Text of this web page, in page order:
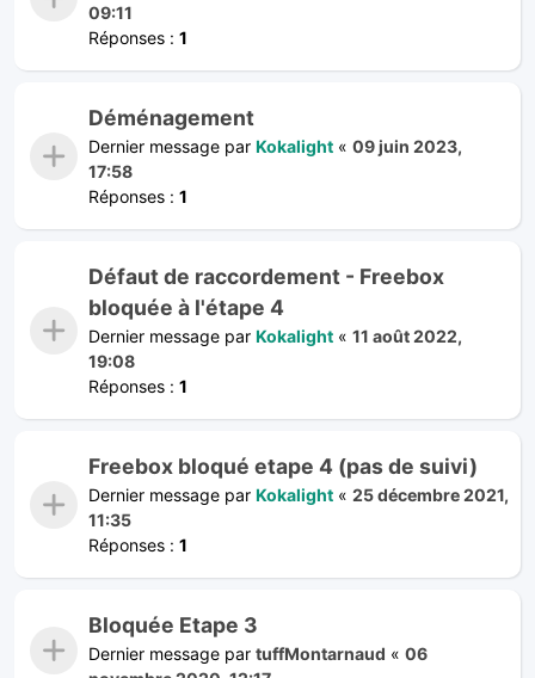
09:11
Réponses : 1
Déménagement
Dernier message par Kokalight « 09 juin 2023,
17:58
Réponses : 1
Défaut de raccordement - Freebox
bloquée à l'étape 4
Dernier message par Kokalight « 11 août 2022,
19:08
Réponses : 1
Freebox bloqué etape 4 (pas de suivi)
Dernier message par Kokalight « 25 décembre 2021,
11:35
Réponses : 1
Bloquée Etape 3
Dernier message par tuffMontarnaud « 06